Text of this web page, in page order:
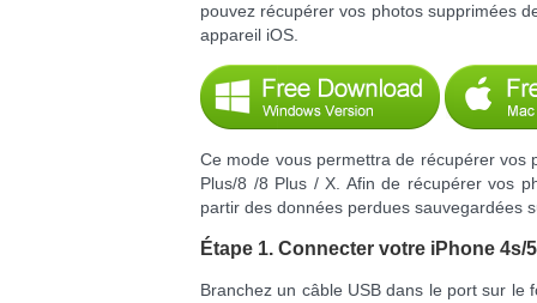
pouvez récupérer vos photos supprimées
appareil iOS.
Ce mode vous permettra de récupérer vos
Plus/8 /8 Plus / X. Afin de récupérer vos
partir des données perdues sauvegardées
Étape 1. Connecter votre iPhone 4s/
Branchez un câble USB dans le port sur